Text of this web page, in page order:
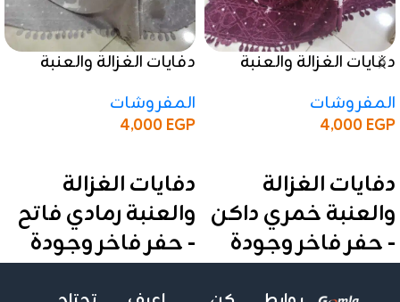
دفايات الغزالة والعنبة
وجودة عالية
المفروشات
4,000EGP
دفايات الغزالة
والعنبة خمري داكن
- حفر فاخر وجودة
عالية
دفايات الغزالة والعنبة
وجودة عالية
المفروشات
4,000EGP
دفايات الغزالة
والعنبة رمادي فاتح
- حفر فاخر وجودة
عالية